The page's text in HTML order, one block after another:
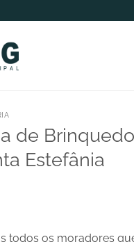
de
Estefânia
todos os moradores